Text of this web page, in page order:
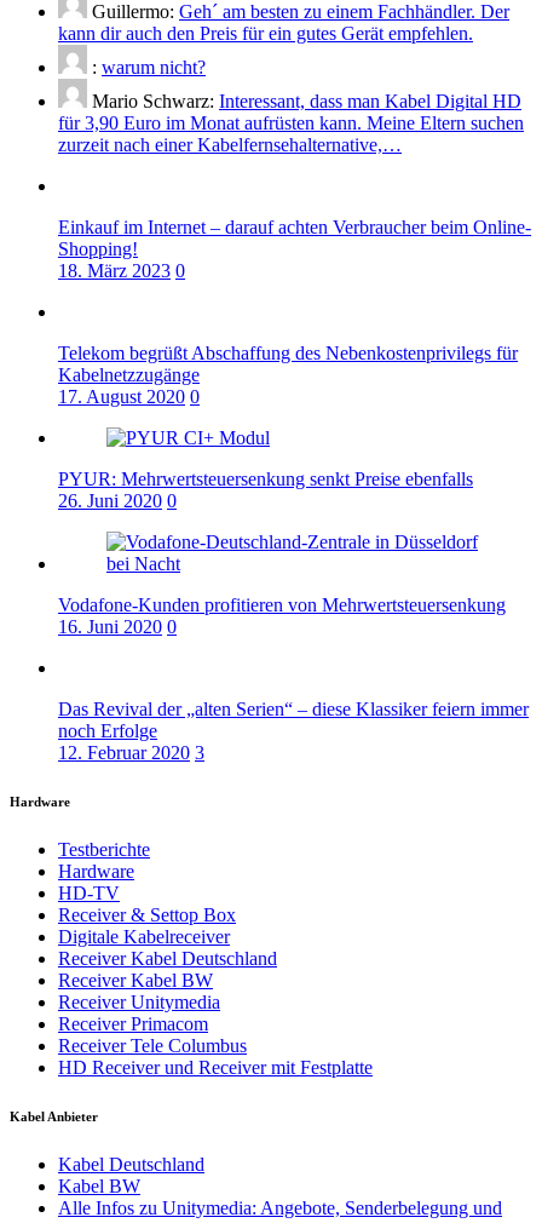
Guillermo: Geh´ am besten zu einem Fachhändler. Der
kann dir auch den Preis für ein gutes Gerät empfehlen.
: warum nicht?
Mario Schwarz: Interessant, dass man Kabel Digital HD
für 3,90 Euro im Monat aufrüsten kann. Meine Eltern suchen
zurzeit nach einer Kabelfernsehalternative,…
Einkauf im Internet – darauf achten Verbraucher beim Online-
Shopping!
18. März 2023 0
Telekom begrüßt Abschaffung des Nebenkostenprivilegs für
Kabelnetzzugänge
17. August 2020 0
PYUR: Mehrwertsteuersenkung senkt Preise ebenfalls
26. Juni 2020 0
Vodafone-Kunden profitieren von Mehrwertsteuersenkung
16. Juni 2020 0
Das Revival der „alten Serien“ – diese Klassiker feiern immer
noch Erfolge
12. Februar 2020 3
Hardware
Testberichte
Hardware
HD-TV
Receiver & Settop Box
Digitale Kabelreceiver
Receiver Kabel Deutschland
Receiver Kabel BW
Receiver Unitymedia
Receiver Primacom
Receiver Tele Columbus
HD Receiver und Receiver mit Festplatte
Kabel Anbieter
Kabel Deutschland
Kabel BW
Alle Infos zu Unitymedia: Angebote, Senderbelegung und